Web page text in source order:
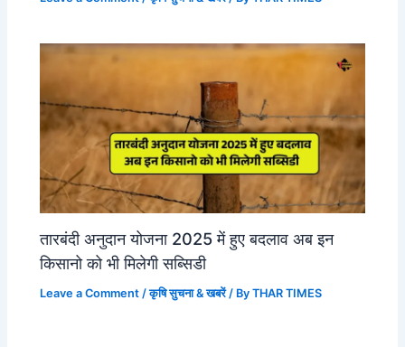
तारबंदी अनुदान योजना 2025 में हुए बदलाव अब इन
किसानो को भी मिलेगी सब्सिडी
Leave a Comment /कृषि सुचना & खबरें/ ByTHAR TIMES